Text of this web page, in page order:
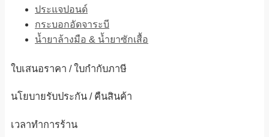
ประแจปอนด์
กระบอกอัดจาระบี
น้ำยาล้างมือ & น้ำยาซักเสื้อ
ใบเสนอราคา / ใบกำกับภาษี
นโยบายรับประกัน / คืนสินค้า
เวลาทำการร้าน